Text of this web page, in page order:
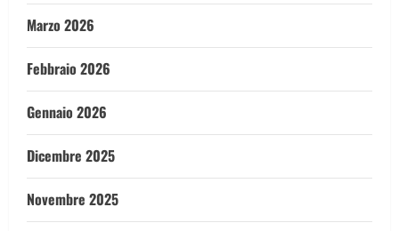
Marzo 2026
Febbraio 2026
Gennaio 2026
Dicembre 2025
Novembre 2025